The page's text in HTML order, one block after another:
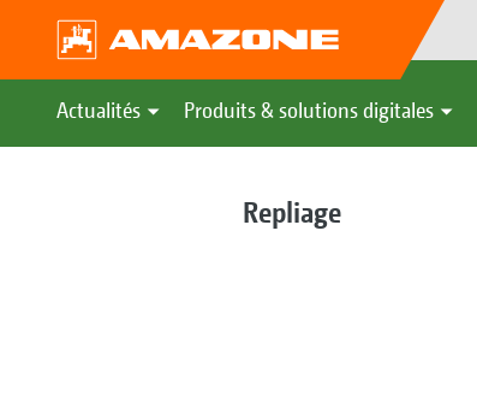
Actualités Produits & solutions digitales
Repliage